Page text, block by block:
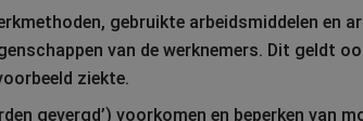
gebruikte arbeidsmiddelen en
van de werknemers. Dit geldt
ziekte.
gevergd’) voorkomen en beperken van